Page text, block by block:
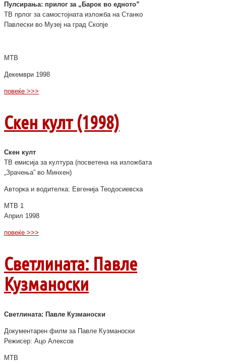
Пулсирања: прилог за „Барок во едното”
ТВ прлог за самостојната изложба на Станко
Павлески во Музеј на град Скопје
МТВ
Декември 1998
повеќе >>>
Скен култ (1998)
Скен култ
ТВ емисија за култура (посветена на изложбата
„Зрачења” во Минхен)
Авторка и водителка: Евгенија Теодосиевска
МТВ 1
Април 1998
повеќе >>>
Светлината: Павле
Кузманоски
Светлината: Павле Кузманоски
Документарен филм за Павле Кузманоски
Режисер: Ацо Алексов
МТВ